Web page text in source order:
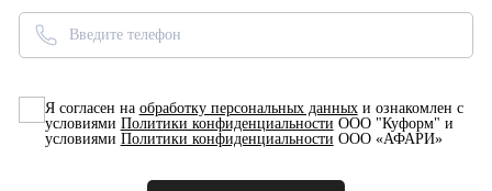
Я согласен на обработку персональных данныхи ознакомлен с
условиями Политики конфиденциальности ООО "Куформ" и
условиями Политики конфиденциальности ООО «АФАРИ»